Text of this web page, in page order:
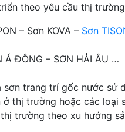
theo yêu cầu thị
– Sơn KOVA – Sơn
Á ĐÔNG – SƠN HẢI ÂU …
sơn trang trí gốc nước sử
thị trường hoặc các loại
trường theo xu hướng